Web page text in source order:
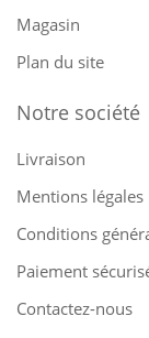
Magasin
Plan du site
Notre société
Livraison
Mentions légales
Conditions
Paiement
Contactez-nous